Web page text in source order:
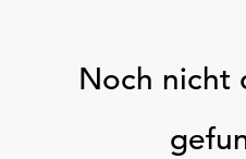
Noch nicht